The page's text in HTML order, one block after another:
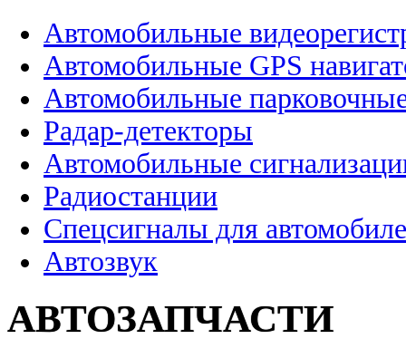
Автомобильные
Автомобильные GPS
Автомобильные
Радар-детекторы
Автомобильные
Радиостанции
Спецсигналы для
Автозвук
АВТОЗАПЧАСТИ